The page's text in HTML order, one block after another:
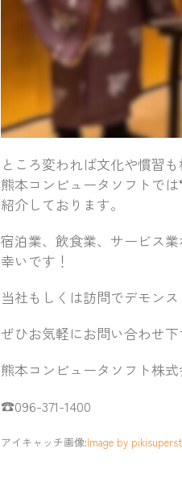
ところ変われば文化や慣習も
熊本コンピュータソフトでは
紹介しております。
宿泊業、飲食業、サービス
幸いです！
当社もしくは訪問でデモン
ぜひお気軽にお問い合わせ下
熊本コンピュータソフト株
☎096-371-1400
アイキャッチ画像:Image by